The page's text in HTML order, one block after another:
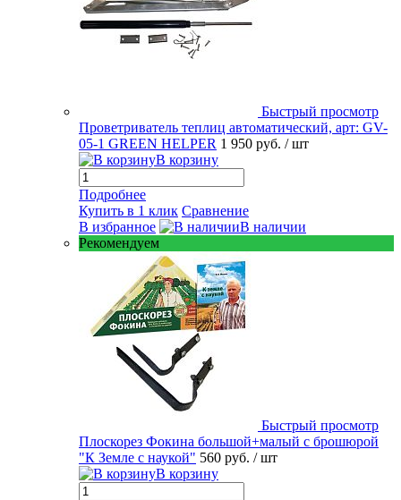
Быстрый просмотр
Проветриватель теплиц автоматический, арт: GV-
05-1 GREEN HELPER 1 950 руб. / шт
В корзину
Подробнее
Купить в 1 клик Сравнение
В избранное
В наличии
Рекомендуем
Быстрый просмотр
Плоскорез Фокина большой+малый с брошюрой
"К Земле с наукой" 560 руб. / шт
В корзину